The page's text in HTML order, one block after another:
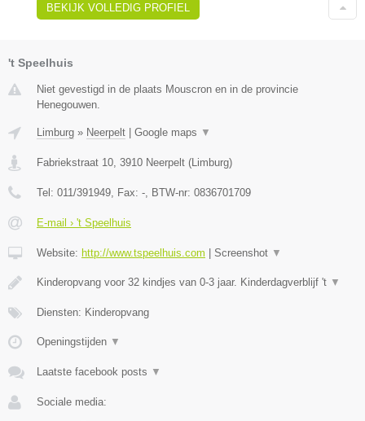
BEKIJK VOLLEDIG PROFIEL
't Speelhuis
Niet gevestigd in de plaats Mouscron en in de provincie
Henegouwen.
Limburg » Neerpelt | Google maps ▼
Fabriekstraat 10 3910 Neerpelt (Limburg)
Tel: 011/391949 , Fax: - , BTW-nr: 0836701709
E-mail › 't Speelhuis
Website: http://www.tspeelhuis.com | Screenshot ▼
Kinderopvang voor 32 kindjes van 0-3 jaar. Kinderdagverblijf 't ▼
Diensten: Kinderopvang
Openingstijden ▼
Laatste facebook posts ▼
Sociale media: